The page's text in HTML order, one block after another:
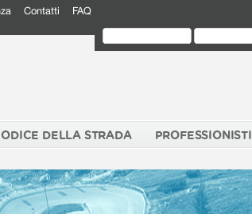
Contatti FAQ
DELLA STRADA PROFESSIONISTI